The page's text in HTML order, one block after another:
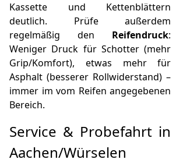
Kassette und Kettenblättern
deutlich. Prüfe außerdem
regelmäßig den Reifendruck:
Weniger Druck für Schotter (mehr
Grip/Komfort), etwas mehr für
Asphalt (besserer Rollwiderstand) –
immer im vom Reifen angegebenen
Bereich.
Service & Probefahrt in
Aachen/Würselen